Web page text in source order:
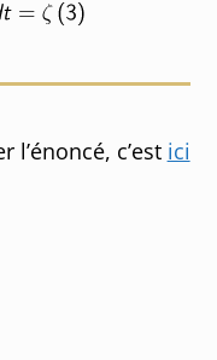
l’énoncé, c’est ici